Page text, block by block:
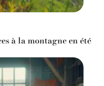
à la montagne en été